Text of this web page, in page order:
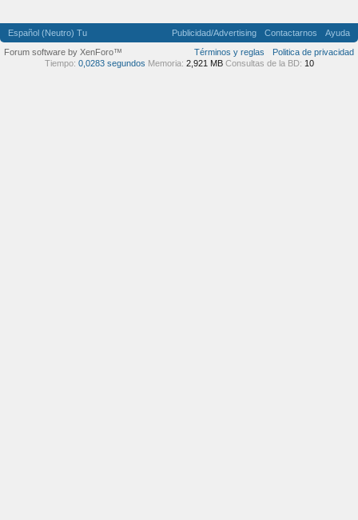
Español (Neutro) Tu Publicidad/Advertising Contactarnos
Ayuda
Términos y reglas
Politica de privacidad
Forum software by XenForo™
Tiempo: 0,0283 segundos Memoria: 2,921 MB Consultas de la BD: 10